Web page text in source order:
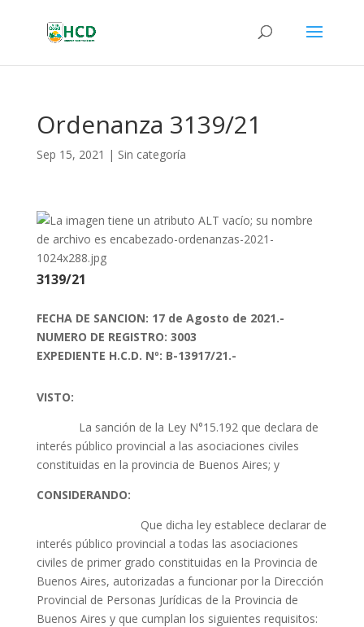
Ordenanza 3139/21
Sep 15, 2021 | Sin categoría
3139/21
FECHA DE SANCION: 17 de Agosto de 2021.-
NUMERO DE REGISTRO: 3003
EXPEDIENTE H.C.D. Nº: B-13917/21.-
VISTO:
La sanción de la Ley N°15.192 que declara de
interés público provincial a las asociaciones civiles
constituidas en la provincia de Buenos Aires; y
CONSIDERANDO:
Que dicha ley establece declarar de
interés público provincial a todas las asociaciones
civiles de primer grado constituidas en la Provincia de
Buenos Aires, autorizadas a funcionar por la Dirección
Provincial de Personas Jurídicas de la Provincia de
Buenos Aires y que cumplan los siguientes requisitos: